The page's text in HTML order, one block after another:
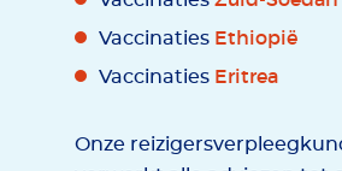
Vaccinaties Ethiopië
Vaccinaties Eritrea
Onze